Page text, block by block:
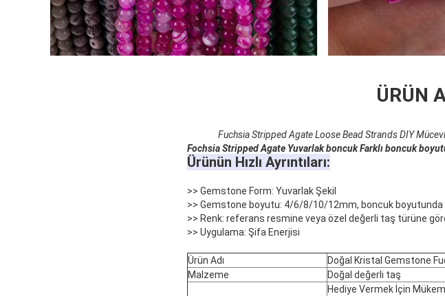
ÜRÜN
Fuchsia Stripped Agate Loose Bead Strands DIY
Fochsia Stripped Agate Yuvarlak boncuk Farklı boncuk
Ürünün Hızlı Ayrıntıları:
>> Gemstone Form: Yuvarlak Şekil
>> Gemstone boyutu: 4/6/8/10/12mm, boncuk
>> Renk: referans resmine veya özel değerli taş türüne
>> Uygulama: Şifa Enerjisi
Ürün Adı
Doğal Kristal Gemstone
Malzeme
Doğal değerli taş
Hediye Vermek İçin